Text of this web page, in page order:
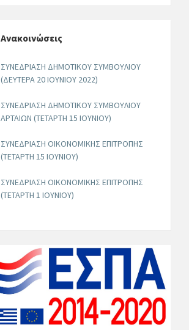
Ανακοινώσεις
ΣΥΝΕΔΡΙΑΣΗ ΔΗΜΟΤΙΚΟΥ ΣΥΜΒΟΥΛΙΟΥ
(ΔΕΥΤΕΡΑ 20 ΙΟΥΝΙΟΥ 2022)
ΣΥΝΕΔΡΙΑΣΗ ΔΗΜΟΤΙΚΟΥ ΣΥΜΒΟΥΛΙΟΥ
ΑΡΤΑΙΩΝ (ΤΕΤΑΡΤΗ 15 ΙΟΥΝΙΟΥ)
ΣΥΝΕΔΡΙΑΣΗ ΟΙΚΟΝΟΜΙΚΗΣ ΕΠΙΤΡΟΠΗΣ
(ΤΕΤΑΡΤΗ 15 ΙΟΥΝΙΟΥ)
ΣΥΝΕΔΡΙΑΣΗ ΟΙΚΟΝΟΜΙΚΗΣ ΕΠΙΤΡΟΠΗΣ
(ΤΕΤΑΡΤΗ 1 ΙΟΥΝΙΟΥ)